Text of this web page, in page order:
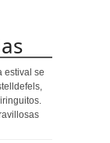
estival se